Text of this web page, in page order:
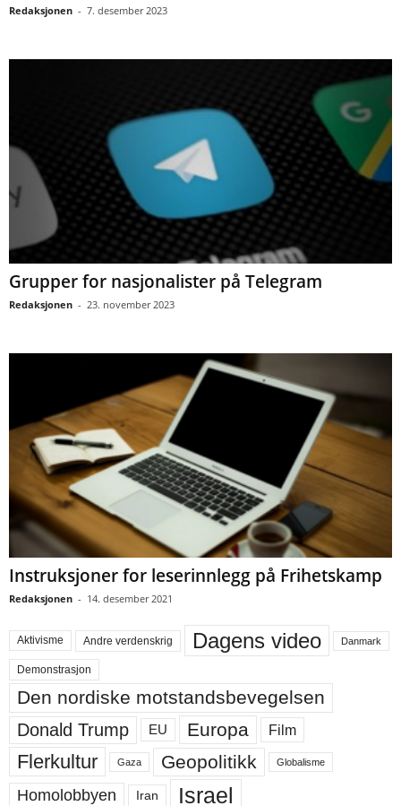
Redaksjonen - 7. desember 2023
Grupper for nasjonalister på Telegram
Redaksjonen - 23. november 2023
Instruksjoner for leserinnlegg på Frihetskamp
Redaksjonen - 14. desember 2021
Aktivisme Andre verdenskrig Dagens video Danmark
Demonstrasjon
Den nordiske motstandsbevegelsen
Donald Trump EU Europa Film
Flerkultur Gaza Geopolitikk Globalisme
Homolobbyen Iran Israel